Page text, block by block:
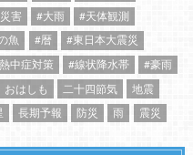
害 #大雨
#天体観測
魚 #暦
#東日本大震災
中症対策 #線状降水帯
#豪雨
おはしも 二十四節気
地震
長期予報 防災 雨 震災